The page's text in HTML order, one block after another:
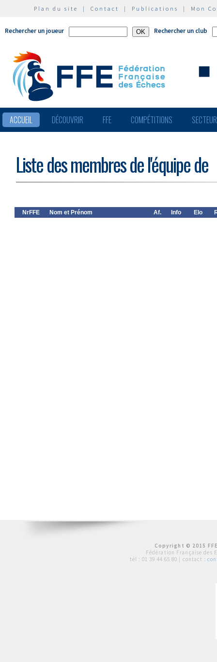
Plan du site | Contact | Publications | Mon
Rechercher un joueur Rechercher un club
ACCUEIL DÉCOUVRIR FFE COMPÉTITIONS
Liste des membres de l'équipe de
NrFFE Nom et Prénom Af. Info Elo
Copyright © 2015
Fédération Française des
tél : 01 39 44 65 80 | contact :